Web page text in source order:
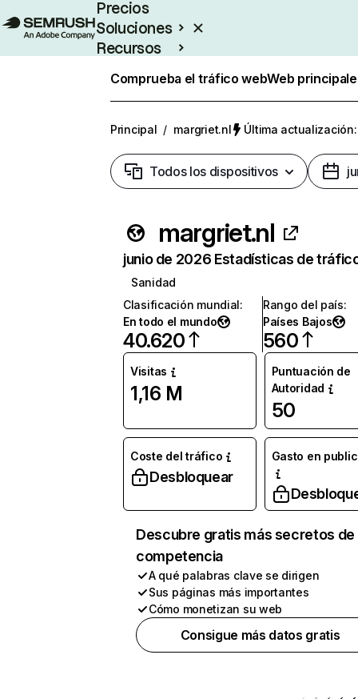
Precios
Soluciones
Recursos
Comprueba el tráfico webWeb
Principal / margriet.nl Última
Todos los dispositivos
margriet.nl
junio de 2026 Estadísticas de
Sanidad
Clasificación mundial:
En todo el mundo
40.620
Rango del país:
Países Bajos
560
Visitas
1,16 M
Puntuación de
Autoridad
50
Coste del tráfico
Desbloquear
Gasto en
Descubre gratis más secretos de
competencia
A qué palabras clave se dirigen
Sus páginas más importantes
Cómo monetizan su web
Consigue más datos gratis